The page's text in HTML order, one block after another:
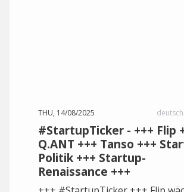
THU, 14/08/2025
#StartupTicker - +++ Flip
Q.ANT +++ Tanso +++
Politik +++ Startup-
Renaissance +++